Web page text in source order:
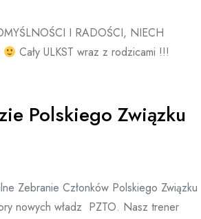
I RADOŚCI, NIECH
Cały ULKST wraz z rodzicami !!!
Polskiego Związku
Zebranie Członków Polskiego Związku
nowych władz PZTO. Nasz trener